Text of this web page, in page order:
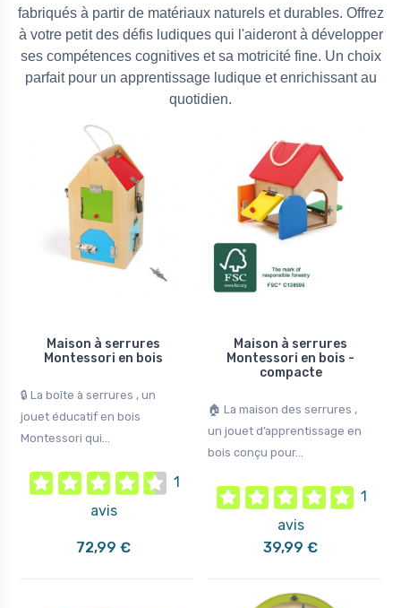
de marche en bois
Montessori - Océan
de marche baleine bleue
bébé dans ses premiers...
2 avis
Montessori - Bébé éléphant
🐘 Le chariot de marche Montessori est un
jouet d’éveil en bois conçu...
115,99 €125,99 €
fabriqués à partir de matériaux naturels et durables. Offrez
à votre petit des défis ludiques qui l'aideront à développer
ses compétences cognitives et sa motricité fine. Un choix
parfait pour un apprentissage ludique et enrichissant au
quotidien.
Maison à serrures
Montessori en bois
🔒 La boîte à serrures , un
jouet éducatif en bois
Montessori qui...
1
avis
72,99 €
Maison à serrures
Montessori en bois -
compacte
🏠 La maison des serrures ,
un jouet d’apprentissage en
bois conçu pour...
1
avis
39,99 €